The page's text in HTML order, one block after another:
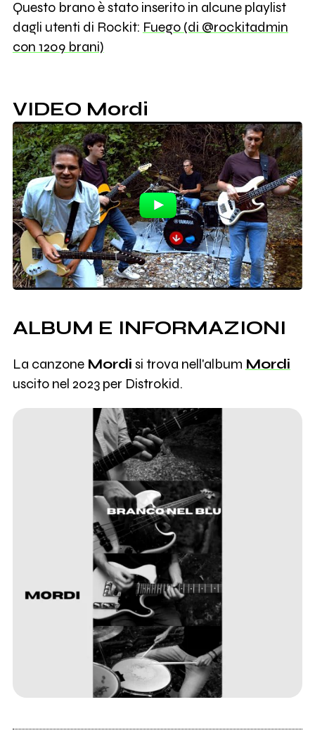
Questo brano è stato inserito in alcune playlist
dagli utenti di Rockit: Fuego (di @rockitadmin
con 1209 brani)
VIDEO Mordi
ALBUM E INFORMAZIONI
La canzone Mordi si trova nell'album Mordi
uscito nel 2023 per Distrokid.